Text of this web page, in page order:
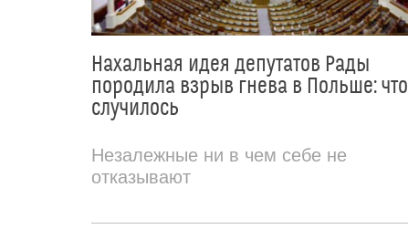
Нахальная идея депутатов Рады
породила взрыв гнева в Польше: что
случилось
Незалежные ни в чем себе не
отказывают